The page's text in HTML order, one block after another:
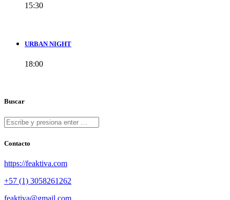
15:30
URBAN NIGHT
18:00
Buscar
Contacto
https://feaktiva.com
+57 (1) 3058261262
feaktiva@gmail.com